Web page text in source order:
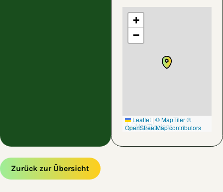
+
−
Leaflet | © MapTiler©
OpenStreetMap contributors
Zurück zur Übersicht